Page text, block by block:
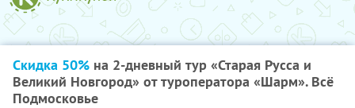
Скидка 50% на 2-дневный тур «Старая Русса и
Великий Новгород» от туроператора «Шарм». Всё
Подмосковье